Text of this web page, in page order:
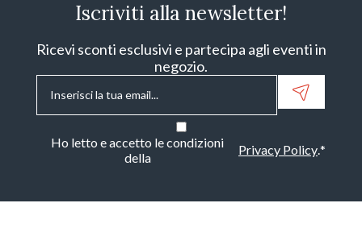
Iscriviti alla newsletter!
Ricevi sconti esclusivi e partecipa agli eventi in
negozio.
Email*
Consenso*
Ho letto e accetto le condizioni
della
Privacy Policy.*